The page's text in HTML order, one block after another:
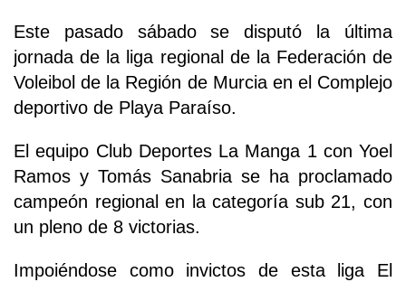
Este pasado sábado se disputó la última
jornada de la liga regional de la Federación de
Voleibol de la Región de Murcia en el Complejo
deportivo de Playa Paraíso.
El equipo Club Deportes La Manga 1 con Yoel
Ramos y Tomás Sanabria se ha proclamado
campeón regional en la categoría sub 21, con
un pleno de 8 victorias.
Impoiéndose como invictos de esta liga El